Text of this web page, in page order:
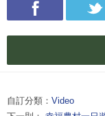
自訂分類： Video